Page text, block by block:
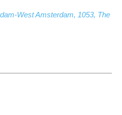
West Amsterdam, 1053, The